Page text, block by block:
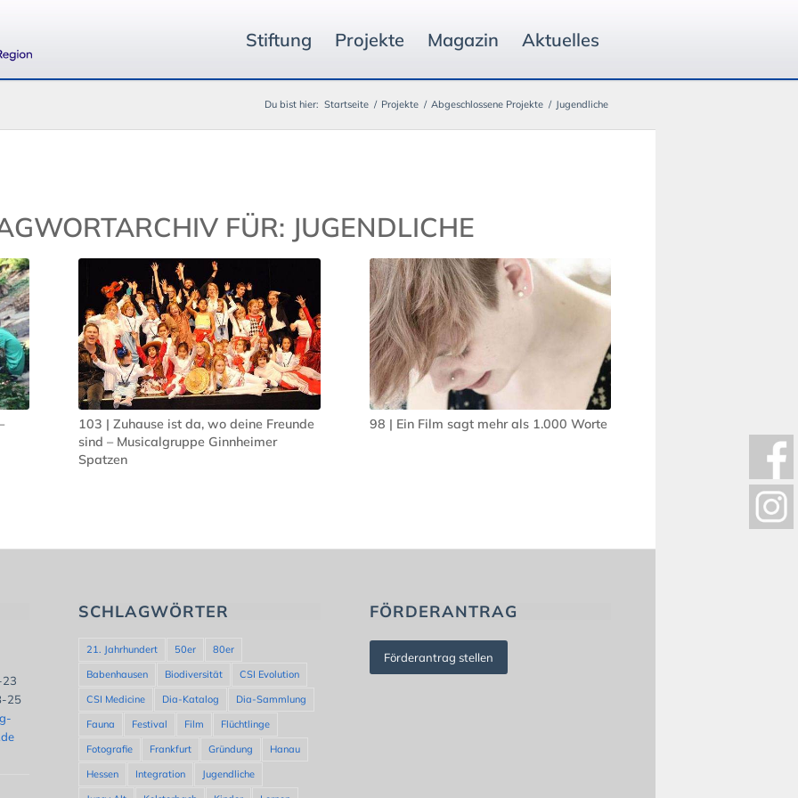
Stiftung Projekte Magazin Aktuelles
Du bist hier: Startseite / Projekte / Abgeschlossene Projekte / Jugendliche
FÜR: JUGENDLICHE
103 | Zuhause ist da, wo deine Freunde
sind – Musicalgruppe Ginnheimer
Spatzen
98 | Ein Film sagt mehr als 1.000 Worte
23
25
SCHLAGWÖRTER
21. Jahrhundert 50er
80er
Babenhausen
Biodiversität
CSI Evolution
CSI Medicine
Dia-Katalog
Dia-Sammlung
Fauna
Festival Film
Flüchtlinge
Fotografie
Frankfurt Gründung
Hanau
Hessen
Integration
Jugendliche
FÖRDERANTRAG
Förderantrag stellen